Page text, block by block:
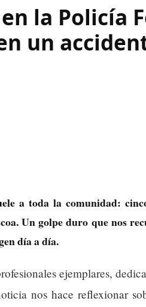
la Policía
un
a toda la comunidad:
Un golpe duro que nos
día a día.
ejemplares,
nos hace reflexionar